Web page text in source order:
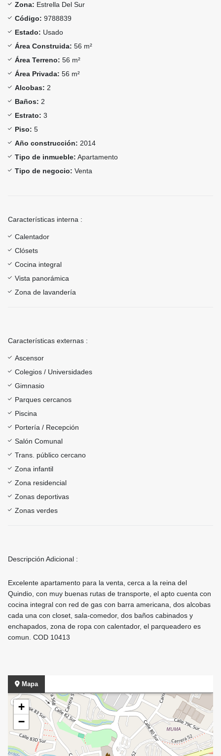
Zona: Estrella Del Sur
Código: 9788839
Estado: Usado
Área Construida: 56 m²
Área Terreno: 56 m²
Área Privada: 56 m²
Alcobas: 2
Baños: 2
Estrato: 3
Piso: 5
Año construcción: 2014
Tipo de inmueble: Apartamento
Tipo de negocio: Venta
Características interna :
Calentador
Clósets
Cocina integral
Vista panorámica
Zona de lavandería
Características externas :
Ascensor
Colegios / Universidades
Gimnasio
Parques cercanos
Piscina
Portería / Recepción
Salón Comunal
Trans. público cercano
Zona infantil
Zona residencial
Zonas deportivas
Zonas verdes
Descripción Adicional :
Excelente apartamento para la venta, cerca a la reina del
Quindio, con muy buenas rutas de transporte, el apto cuenta con
cocina integral con red de gas con barra americana, dos alcobas
cada una con closet, sala-comedor, dos baños cabinados y
enchapados, zona de ropa con calentador, el parqueadero es
comun. COD 10413
Mapa
+
−